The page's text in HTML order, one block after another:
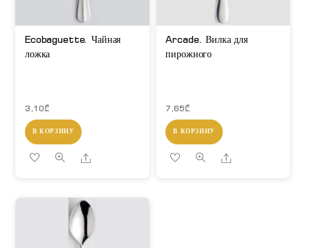
Ecobaguette. Чайная
ложка
3,10₾
В КОРЗИНУ
Share
Arcade. Вилка для
пирожного
7,65₾
В КОРЗИНУ
Share